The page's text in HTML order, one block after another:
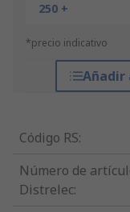
250 +
*precio indicativo
Añadir
Código RS:
Número de
Distrelec: